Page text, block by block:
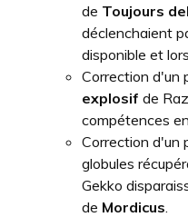
de Toujours
déclenchaient
disponible et
Correction d'un
explosif de
compétences
Correction d'un
globules
Gekko
de Mordicus